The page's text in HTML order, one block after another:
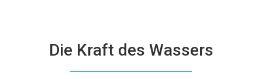
Die Kraft des Wassers